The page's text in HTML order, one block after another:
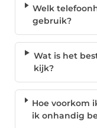
Welk
gebruik?
Wat is het
kijk?
Hoe voorkom
ik onhandig